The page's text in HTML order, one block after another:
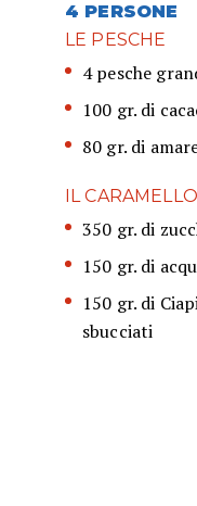
4 PERSONE
LE PESCHE
4 pesche
100 gr. di
80 gr. di
IL CARAMELLO
350 gr. di
150 gr. di
150 gr. di
sbucciati